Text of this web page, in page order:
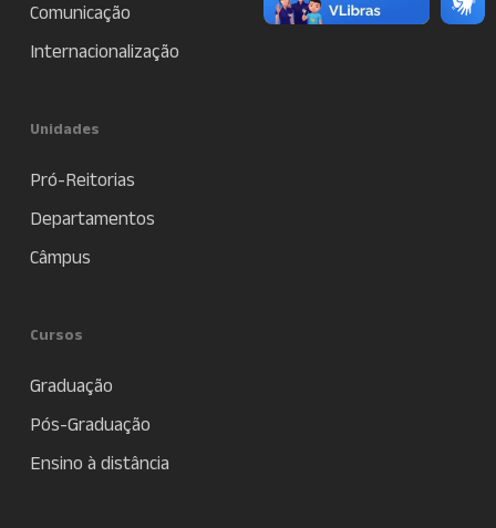
Comunicação
Internacionalização
Unidades
Pró-Reitorias
Departamentos
Câmpus
Cursos
Graduação
Pós-Graduação
Ensino à distância